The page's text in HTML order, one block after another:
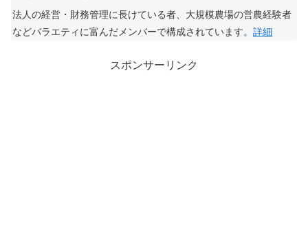
法人の経営・財務管理に長けている者、大規模農場の営農経験者
などバラエティに富んだメンバーで構成されています。 詳細
スポンサーリンク